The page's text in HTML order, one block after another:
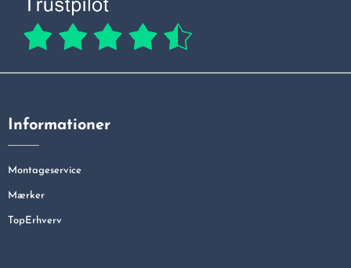
Informationer
Montageservice
Mærker
TopErhverv